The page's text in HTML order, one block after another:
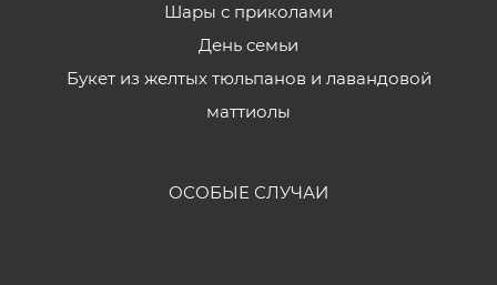
Шары с приколами
День семьи
Букет из желтых тюльпанов и лавандовой
маттиолы
ОСОБЫЕ СЛУЧАИ